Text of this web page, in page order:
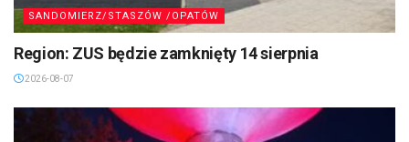
SANDOMIERZ/STASZÓW /OPATÓW
Region: ZUS będzie zamknięty 14 sierpnia
2026-08-07